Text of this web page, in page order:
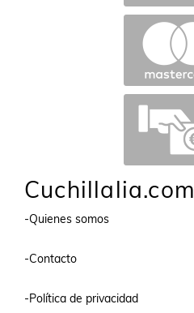
Cuchillalia.com
-Quienes somos
-Contacto
-Política de privacidad